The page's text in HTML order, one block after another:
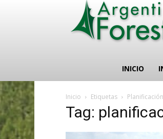
INICIO
Inicio Etiquetas
Tag: